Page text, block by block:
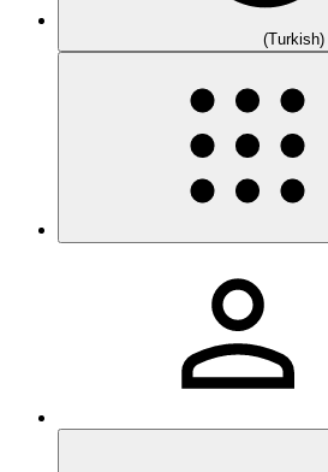
(Turkish)